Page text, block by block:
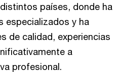
países, donde ha
especializados y ha
de calidad, experiencias
a
profesional.